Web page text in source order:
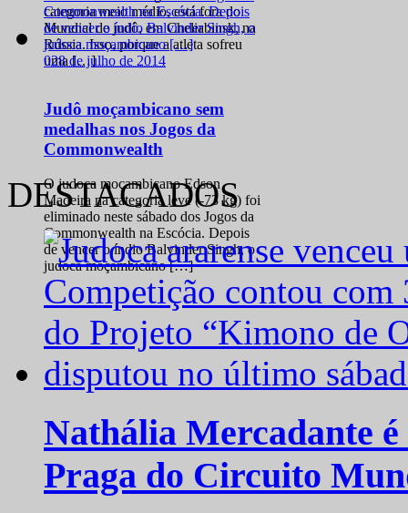
categoria meio médio, está fora do
Mundial de judô, em Cheliabinsk, na
Rússia. Isso, porque a atleta sofreu
uma […]
028 de julho de 2014
Judô moçambicano sem
medalhas nos Jogos da
Commonwealth
O judoca moçambicano Edson
Madeira na categoria leve (-73 kg) foi
eliminado neste sábado dos Jogos da
Commonwealth na Escócia. Depois
de vencer o índio Balvinder Singh, o
judoca moçambicano […]
DESTACADOS
Nathália Mercadante
Praga do Circuito